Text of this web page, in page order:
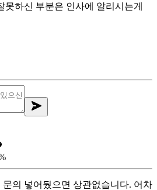
못하신 부분은 인사에 알리시는게
의 넣어뒀으면 상관없습니다. 어차